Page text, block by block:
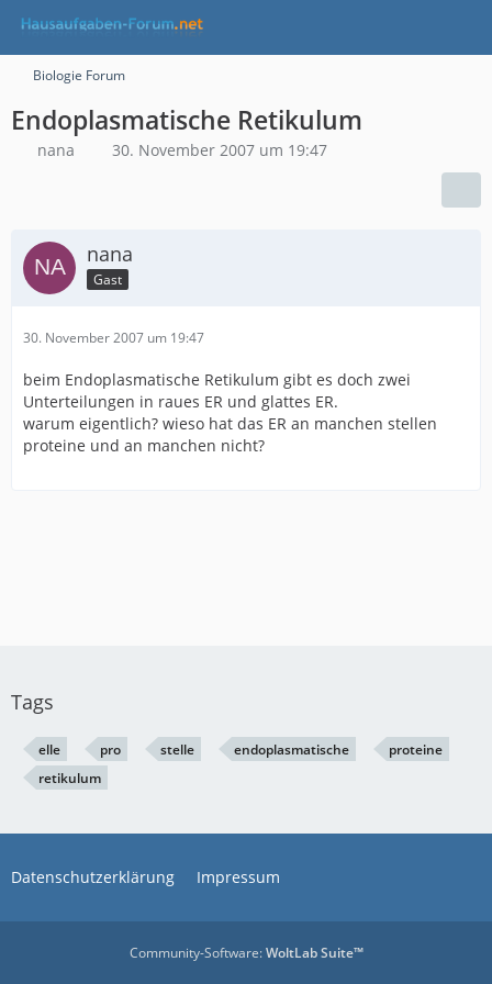
Biologie Forum
Endoplasmatische Retikulum
nana 30. November 2007 um 19:47
nana
Gast
30. November 2007 um 19:47
beim Endoplasmatische Retikulum gibt es doch zwei
Unterteilungen in raues ER und glattes ER.
warum eigentlich? wieso hat das ER an manchen stellen
proteine und an manchen nicht?
Tags
elle pro stelle endoplasmatische
proteine
retikulum
Datenschutzerklärung Impressum
Community-Software:WoltLab Suite™